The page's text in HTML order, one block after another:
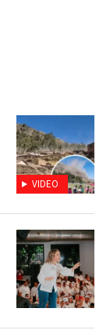
VIDEO